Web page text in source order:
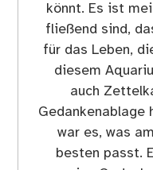
könnt. Es ist
fließend sind,
für das Leben,
diesem
auch
Gedankenablage
war es, was
besten passt.